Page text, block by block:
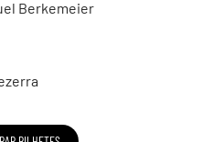
Berkemeier